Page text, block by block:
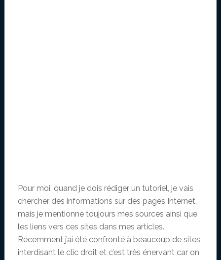
Pour moi, quand je dois rédiger un tutoriel, je vais
chercher des informations sur des pages Internet,
mais je mentionne toujours mes sources ainsi que
les liens vers ces sites dans mes articles.
Récemment j’ai été confronté à beaucoup de sites
interdisant le clic droit et c’est très énervant car on